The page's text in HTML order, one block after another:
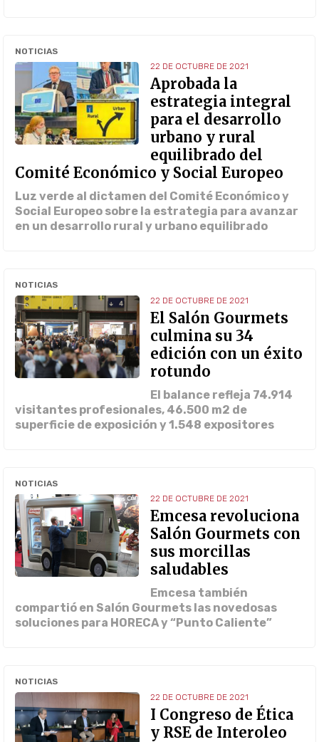
NOTICIAS
22 DE OCTUBRE DE 2021
Aprobada la
estrategia integral
para el desarrollo
urbano y rural
equilibrado del
Comité Económico y Social Europeo
Luz verde al dictamen del Comité Económico y
Social Europeo sobre la estrategia para avanzar
en un desarrollo rural y urbano equilibrado
NOTICIAS
22 DE OCTUBRE DE 2021
El Salón Gourmets
culmina su 34
edición con un éxito
rotundo
El balance refleja 74.914
visitantes profesionales, 46.500 m2 de
superficie de exposición y 1.548 expositores
NOTICIAS
22 DE OCTUBRE DE 2021
Emcesa revoluciona
Salón Gourmets con
sus morcillas
saludables
Emcesa también
compartió en Salón Gourmets las novedosas
soluciones para HORECA y “Punto Caliente”
NOTICIAS
22 DE OCTUBRE DE 2021
I Congreso de Ética
y RSE de Interoleo